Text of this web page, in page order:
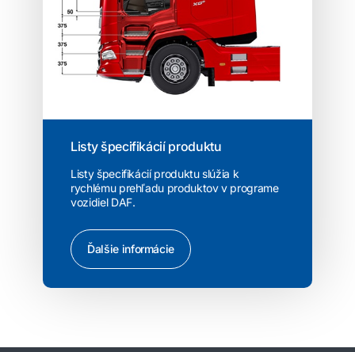
Listy špecifikácií produktu
Listy špecifikácií produktu slúžia k
rychlému prehľadu produktov v programe
vozidiel DAF.
Ďalšie informácie